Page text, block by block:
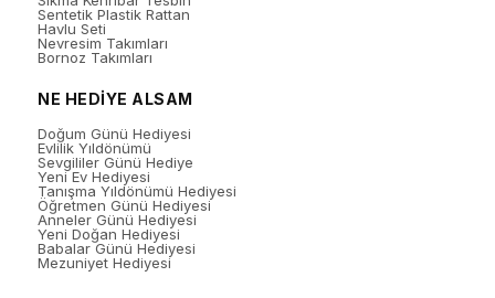
Sentetik Plastik Rattan
Havlu Seti
Nevresim Takımları
Bornoz Takımları
NE HEDİYE ALSAM
Doğum Günü Hediyesi
Evlilik Yıldönümü
Sevgililer Günü Hediye
Yeni Ev Hediyesi
Tanışma Yıldönümü Hediyesi
Öğretmen Günü Hediyesi
Anneler Günü Hediyesi
Yeni Doğan Hediyesi
Babalar Günü Hediyesi
Mezuniyet Hediyesi